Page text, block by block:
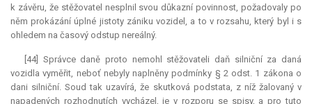
k závěru, že stěžovatel nesplnil svou důkazní povinnost, požadovaly po
něm prokázání úplné jistoty zániku vozidel, a to v rozsahu, který byl i s
ohledem na časový odstup nereálný.
[44] Správce daně proto nemohl stěžovateli daň silniční za daná
vozidla vyměřit, neboť nebyly naplněny podmínky § 2 odst. 1 zákona o
dani silniční. Soud tak uzavírá, že skutková podstata, z níž žalovaný v
napadených rozhodnutích vycházel, je v rozporu se spisy, a pro tuto